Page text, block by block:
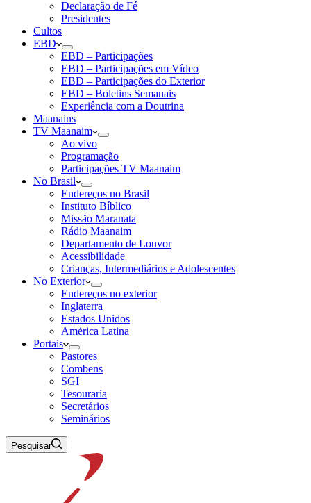
Declaração de Fé
Presidentes
Cultos
EBD
EBD – Participações
EBD – Participações em Vídeo
EBD – Participações do Exterior
EBD – Boletins Semanais
Experiência com a Doutrina
Maanains
TV Maanaim
Ao vivo
Programação
Participações TV Maanaim
No Brasil
Endereços no Brasil
Instituto Bíblico
Missão Maranata
Rádio Maanaim
Departamento de Louvor
Acessibilidade
Crianças, Intermediários e Adolescentes
No Exterior
Endereços no exterior
Inglaterra
Estados Unidos
América Latina
Portais
Pastores
Combens
SGI
Tesouraria
Secretários
Seminários
Pesquisar